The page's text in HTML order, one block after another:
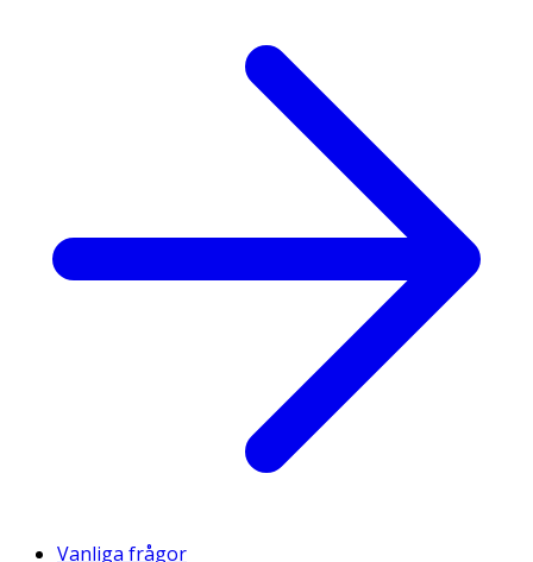
Vanliga frågor